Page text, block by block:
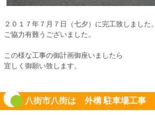
２０１７年７月７日（七夕）に完工致しました。
ご協力有難うございました。
この様な工事の御計画御座いましたら
宜しく御願い致します。
八街市八街は 外構 駐車場工事